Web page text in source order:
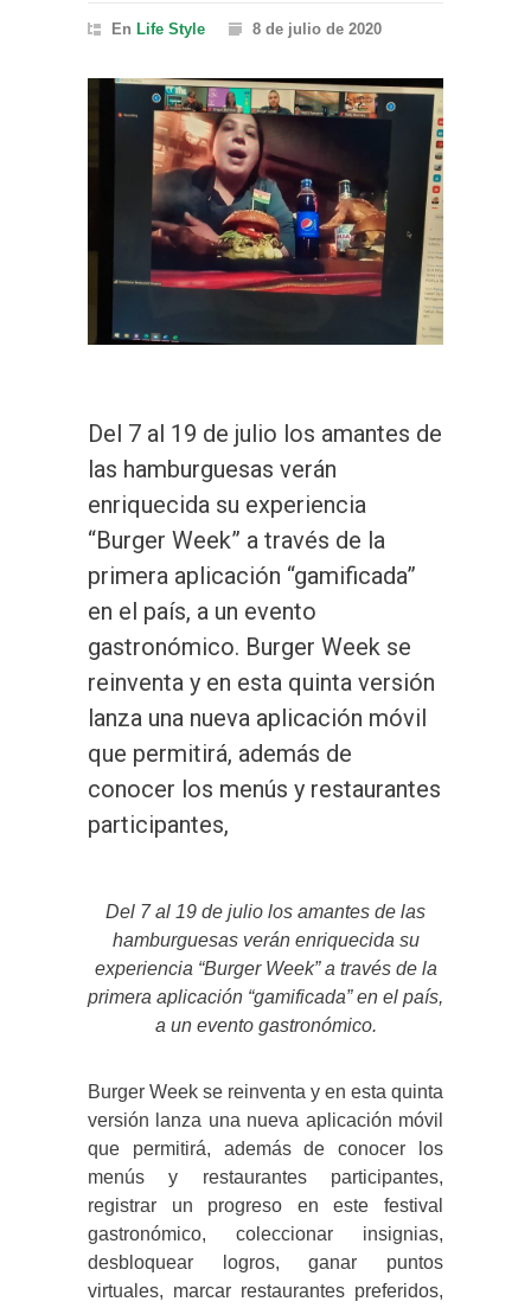
En Life Style 8 de julio de 2020
Del 7 al 19 de julio los amantes de
las hamburguesas verán
enriquecida su experiencia
“Burger Week” a través de la
primera aplicación “gamificada”
en el país, a un evento
gastronómico. Burger Week se
reinventa y en esta quinta versión
lanza una nueva aplicación móvil
que permitirá, además de
conocer los menús y restaurantes
participantes,
Del 7 al 19 de julio los amantes de las
hamburguesas verán enriquecida su
experiencia “Burger Week” a través de la
primera aplicación “gamificada” en el país,
a un evento gastronómico.
Burger Week se reinventa y en esta quinta
versión lanza una nueva aplicación móvil
que permitirá, además de conocer los
menús y restaurantes participantes,
registrar un progreso en este festival
gastronómico, coleccionar insignias,
desbloquear logros, ganar puntos
virtuales, marcar restaurantes preferidos,